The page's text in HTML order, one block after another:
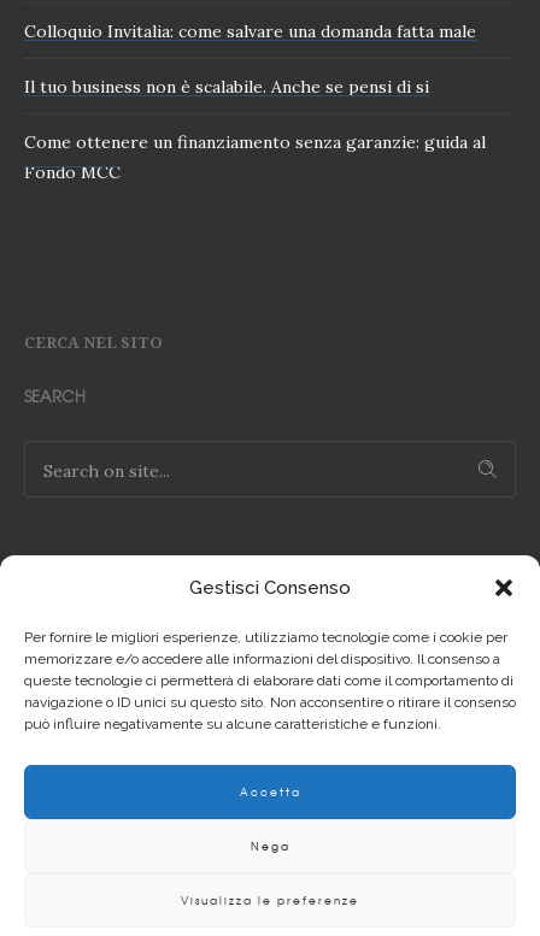
Gestisci Consenso
Per fornire le migliori esperienze, utilizziamo tecnologie come i cookie per
memorizzare e/o accedere alle informazioni del dispositivo. Il consenso a
queste tecnologie ci permetterà di elaborare dati come il comportamento di
navigazione o ID unici su questo sito. Non acconsentire o ritirare il consenso
può influire negativamente su alcune caratteristiche e funzioni.
Accetta
Nega
Visualizza le preferenze
Colloquio Invitalia: come salvare una domanda fatta male
Il tuo business non è scalabile. Anche se pensi di si
Come ottenere un finanziamento senza garanzie: guida al
Fondo MCC
CERCA NEL SITO
SEARCH
Privacy Policy IT
Privacy Policy EN
Cookie Policy EN